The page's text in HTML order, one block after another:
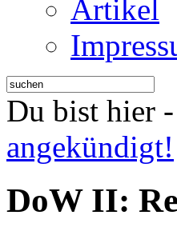
Artikel
Du bist hier -
angekündigt!
DoW II: